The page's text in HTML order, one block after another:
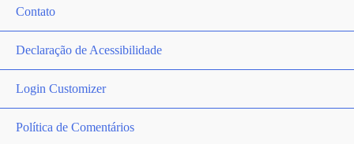
Contato
Declaração de Acessibilidade
Login Customizer
Política de Comentários